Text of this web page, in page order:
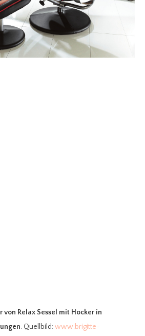
von Relax Sessel mit Hocker in
. Quellbild:www.brigitte-